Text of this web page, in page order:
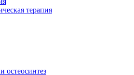
терапия